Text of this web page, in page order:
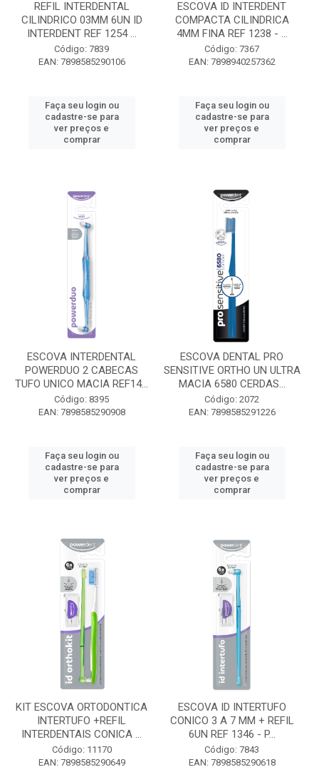
REFIL INTERDENTAL
CILINDRICO 03MM 6UN ID
INTERDENT REF 1254 ...
Código: 7839
EAN: 7898585290106
Faça seu login ou
cadastre-se para
ver preços e
comprar
ESCOVA ID INTERDENT
COMPACTA CILINDRICA
4MM FINA REF 1238 - ...
Código: 7367
EAN: 7898940257362
Faça seu login ou
cadastre-se para
ver preços e
comprar
ESCOVA INTERDENTAL
POWERDUO 2 CABECAS
TUFO UNICO MACIA REF14...
Código: 8395
EAN: 7898585290908
Faça seu login ou
cadastre-se para
ver preços e
comprar
ESCOVA DENTAL PRO
SENSITIVE ORTHO UN ULTRA
MACIA 6580 CERDAS...
Código: 2072
EAN: 7898585291226
Faça seu login ou
cadastre-se para
ver preços e
comprar
KIT ESCOVA ORTODONTICA
INTERTUFO +REFIL
INTERDENTAIS CONICA ...
Código: 11170
EAN: 7898585290649
ESCOVA ID INTERTUFO
CONICO 3 A 7 MM + REFIL
6UN REF 1346 - P...
Código: 7843
EAN: 7898585290618